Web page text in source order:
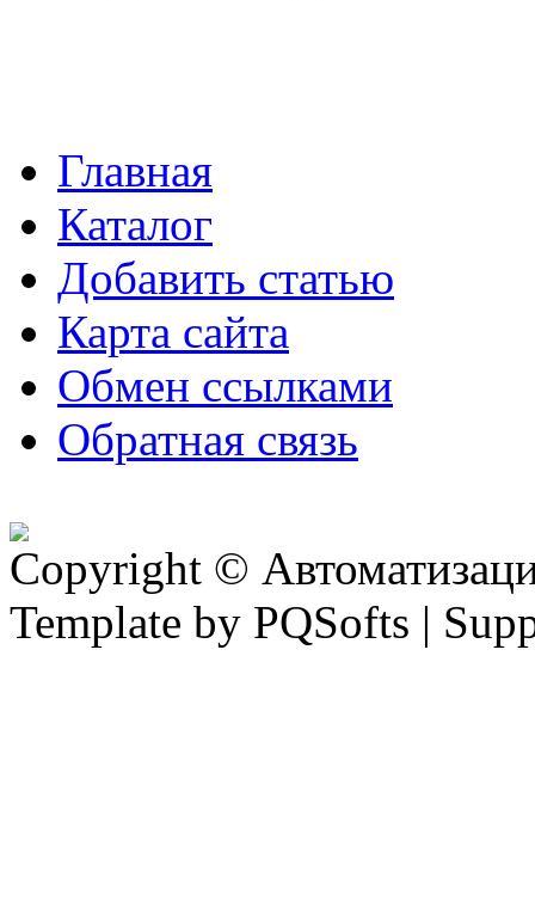
Главная
Каталог
Добавить статью
Карта сайта
Обмен ссылками
Обратная связь
Copyright ©
Template by PQSofts |